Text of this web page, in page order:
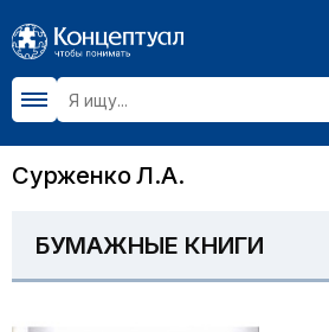
Сурженко Л.А.
БУМАЖНЫЕ КНИГИ